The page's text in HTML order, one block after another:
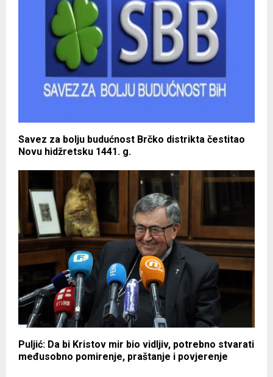
Savez za bolju budućnost Brčko distrikta čestitao
Novu hidžretsku 1441. g.
Puljić: Da bi Kristov mir bio vidljiv, potrebno stvarati
međusobno pomirenje, praštanje i povjerenje